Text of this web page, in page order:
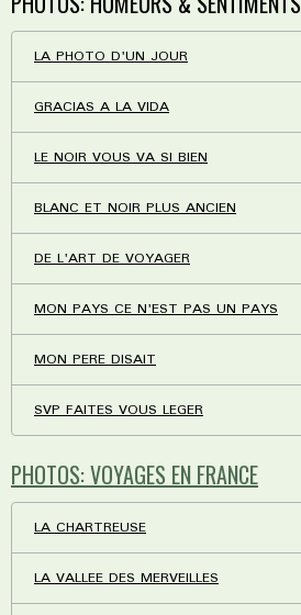
LA PHOTO D'UN JOUR
GRACIAS A LA VIDA
LE NOIR VOUS VA SI BIEN
BLANC ET NOIR PLUS ANCIEN
DE L'ART DE VOYAGER
MON PAYS CE N'EST PAS UN PAYS
MON PERE DISAIT
SVP FAITES VOUS LEGER
PHOTOS: VOYAGES EN FRANCE
LA CHARTREUSE
LA VALLEE DES MERVEILLES